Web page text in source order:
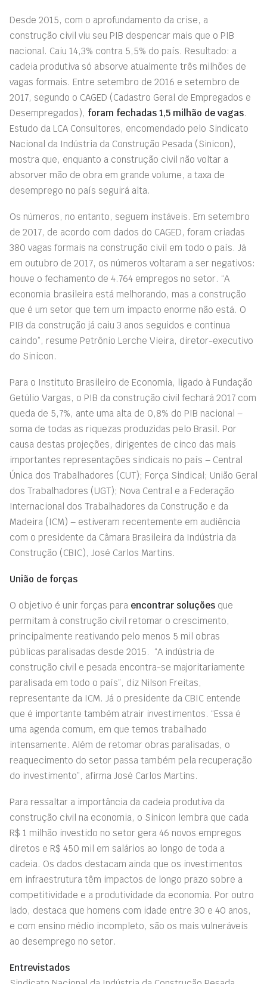
Desde 2015, com o aprofundamento da crise, a
construção civil viu seu PIB despencar mais que o PIB
nacional. Caiu 14,3% contra 5,5% do país. Resultado: a
cadeia produtiva só absorve atualmente três milhões de
vagas formais. Entre setembro de 2016 e setembro de
2017, segundo o CAGED (Cadastro Geral de Empregados e
Desempregados), foram fechadas 1,5 milhão de vagas.
Estudo da LCA Consultores, encomendado pelo Sindicato
Nacional da Indústria da Construção Pesada (Sinicon),
mostra que, enquanto a construção civil não voltar a
absorver mão de obra em grande volume, a taxa de
desemprego no país seguirá alta.
Os números, no entanto, seguem instáveis. Em setembro
de 2017, de acordo com dados do CAGED, foram criadas
380 vagas formais na construção civil em todo o país. Já
em outubro de 2017, os números voltaram a ser negativos:
houve o fechamento de 4.764 empregos no setor. “A
economia brasileira está melhorando, mas a construção
que é um setor que tem um impacto enorme não está. O
PIB da construção já caiu 3 anos seguidos e continua
caindo”, resume Petrônio Lerche Vieira, diretor-executivo
do Sinicon.
Para o Instituto Brasileiro de Economia, ligado à Fundação
Getúlio Vargas, o PIB da construção civil fechará 2017 com
queda de 5,7%, ante uma alta de 0,8% do PIB nacional –
soma de todas as riquezas produzidas pelo Brasil. Por
causa destas projeções, dirigentes de cinco das mais
importantes representações sindicais no país – Central
Única dos Trabalhadores (CUT); Força Sindical; União Geral
dos Trabalhadores (UGT); Nova Central e a Federação
Internacional dos Trabalhadores da Construção e da
Madeira (ICM) – estiveram recentemente em audiência
com o presidente da Câmara Brasileira da Indústria da
Construção (CBIC), José Carlos Martins.
União de forças
O objetivo é unir forças para encontrar soluções que
permitam à construção civil retomar o crescimento,
principalmente reativando pelo menos 5 mil obras
públicas paralisadas desde 2015. “A indústria de
construção civil e pesada encontra-se majoritariamente
paralisada em todo o país”, diz Nilson Freitas,
representante da ICM. Já o presidente da CBIC entende
que é importante também atrair investimentos. “Essa é
uma agenda comum, em que temos trabalhado
intensamente. Além de retomar obras paralisadas, o
reaquecimento do setor passa também pela recuperação
do investimento”, afirma José Carlos Martins.
Para ressaltar a importância da cadeia produtiva da
construção civil na economia, o Sinicon lembra que cada
R$ 1 milhão investido no setor gera 46 novos empregos
diretos e R$ 450 mil em salários ao longo de toda a
cadeia. Os dados destacam ainda que os investimentos
em infraestrutura têm impactos de longo prazo sobre a
competitividade e a produtividade da economia. Por outro
lado, destaca que homens com idade entre 30 e 40 anos,
e com ensino médio incompleto, são os mais vulneráveis
ao desemprego no setor.
Entrevistados